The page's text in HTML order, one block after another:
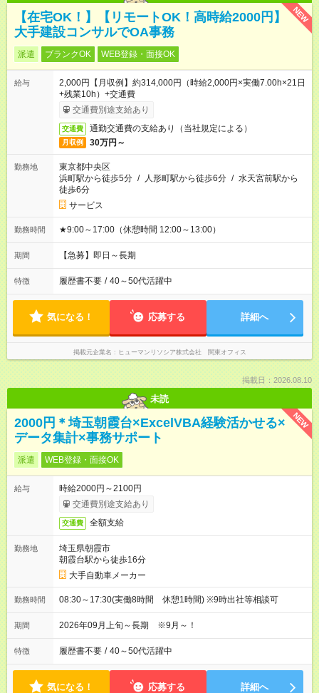
NEW
【在宅OK！】【リモートOK！高時給2000円】
大手建設コンサルでOA事務
派遣 ブランクOK WEB登録・面接OK
給与
2,000円【月収例】約314,000円（時給2,000円×実働7.00h×21日
+残業10h）+交通費
交通費別途支給あり
交通費 通勤交通費の支給あり（当社規定による）
月収例 30万円～
勤務地
東京都中央区
浜町駅から徒歩5分 / 人形町駅から徒歩6分 / 水天宮前駅から
徒歩6分
サービス
勤務時間 ★9:00～17:00（休憩時間 12:00～13:00）
期間 【急募】即日～長期
特徴 履歴書不要 / 40～50代活躍中
気になる！ 応募する 詳細へ
掲載元企業名 ヒューマンリソシア株式会社 関東オフィス
掲載日：2026.08.10
未読
NEW
2000円＊埼玉朝霞台×ExcelVBA経験活かせる×
データ集計×事務サポート
派遣 WEB登録・面接OK
給与
時給2000円～2100円
交通費別途支給あり
交通費 全額支給
勤務地
埼玉県朝霞市
朝霞台駅から徒歩16分
大手自動車メーカー
勤務時間 08:30～17:30(実働8時間 休憩1時間) ※9時出社等相談可
期間 2026年09月上旬～長期 ※9月～！
特徴 履歴書不要 / 40～50代活躍中
気になる！ 応募する 詳細へ